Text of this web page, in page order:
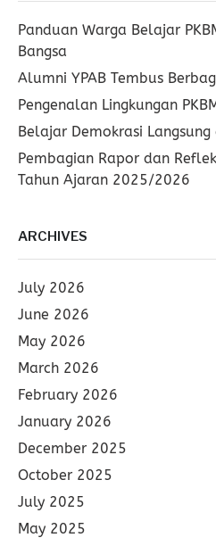
Panduan Warga Belajar
Bangsa
Alumni YPAB Tembus
Pengenalan Lingkungan
Belajar Demokrasi Langsung
Pembagian Rapor dan
Tahun Ajaran 2025/2026
ARCHIVES
July 2026
June 2026
May 2026
March 2026
February 2026
January 2026
December 2025
October 2025
July 2025
May 2025